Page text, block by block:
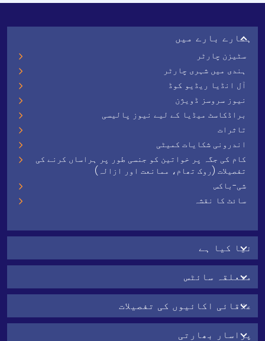
ہمارے بارے میں
سٹیزن چارٹر
ہندی میں شہری چارٹر
آل انڈیا ریڈیو کوڈ
نیوز سروسز ڈویژن
براڈکاسٹ میڈیا کے لیے نیوز پالیسی
تاثرات
اندرونی شکایات کمیٹی
کام کی جگہ پر خواتین کو جنسی طور پر ہراساں کرنے کی
تفصیلات (روک تھام، ممانعت اور ازالہ)
شی-باکس
سائٹ کا نقشہ
نیا کیا ہے
متعلقہ سائٹس
علاقائی اکائیوں کی تفصیلات
پراسار بھارتی